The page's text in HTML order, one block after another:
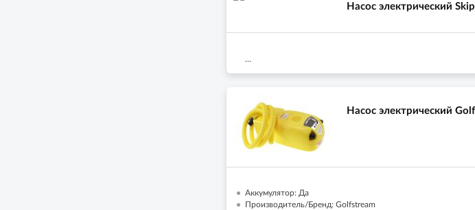
Насос электрический
...
Насос электрический
Аккумулятор: Да
Производитель/Бренд: Golfstream